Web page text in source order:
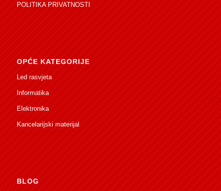
POLITIKA PRIVATNOSTI
OPĆE KATEGORIJE
Led rasvjeta
Informatika
Elektronika
Kancelarijski materijal
BLOG